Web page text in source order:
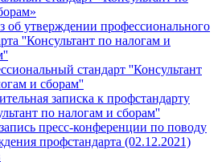
об утверждении профессионального
''Консультант по налогам и
стандарт ''Консультант
и сборам''
записка к профстандарту
по налогам и сборам''
пресс-конференции по поводу
профстандарта (02.12.2021)